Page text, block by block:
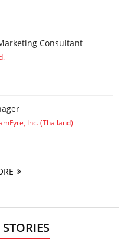
Consultant
Inc. (Thailand)